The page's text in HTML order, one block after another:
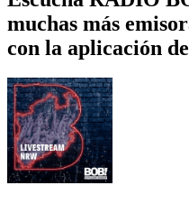
muchas más
con la aplicación